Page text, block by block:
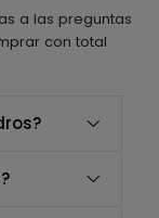
a las preguntas
con total